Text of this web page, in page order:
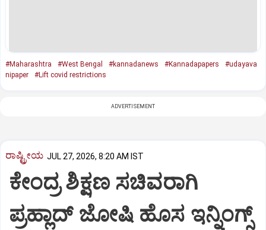
#Maharashtra #West Bengal #kannadanews #Kannadapapers
#udayava
nipaper
#Lift covid restrictions
ADVERTISEMENT
ರಾಷ್ಟ್ರೀಯ JUL 27, 2026, 8:20 AM IST
ಕೇಂದ್ರ ಶಿಕ್ಷಣ ಸಚಿವರಾಗಿ
ಪ್ರಹ್ಲಾದ್‌ ಜೋಷಿ ಹೊಸ ಇನ್ನಿಂಗ್ಸ್‌